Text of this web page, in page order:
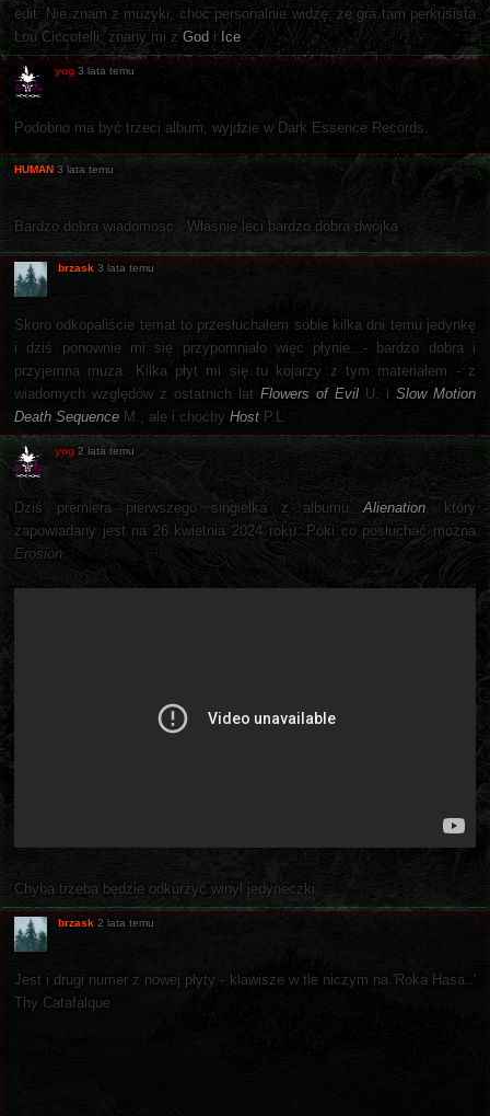
edit: Nie znam z muzyki, choć personalnie widzę, że gra tam perkusista
Lou Ciccotelli, znany mi z God i Ice
yog 3 lata temu
Podobno ma być trzeci album, wyjdzie w Dark Essence Records.
HUMAN 3 lata temu
Bardzo dobra wiadomosc . Właśnie leci bardzo dobra dwójka .
brzask 3 lata temu
Skoro odkopaliście temat to przesłuchałem sobie kilka dni temu jedynkę
i dziś ponownie mi się przypomniało więc płynie...- bardzo dobra i
przyjemna muza. Kilka płyt mi się tu kojarzy z tym materiałem - z
wiadomych względów z ostatnich lat Flowers of Evil U. i Slow Motion
Death Sequence M., ale i choćby Host P.L.
yog 2 lata temu
Dziś premiera pierwszego singielka z albumuAlienation, który
zapowiadany jest na 26 kwietnia 2024 roku. Póki co posłuchać można
Erosion:
Chyba trzeba będzie odkurzyć winyl jedyneczki.
brzask 2 lata temu
Jest i drugi numer z nowej płyty - klawisze w tle niczym na 'R​o​ka Hasa..'
Thy Catafalque